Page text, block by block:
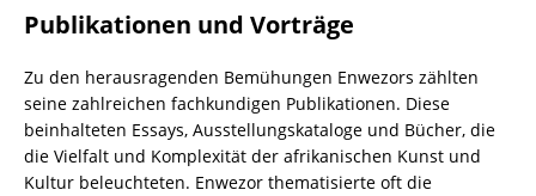
Publikationen und Vorträge
Zu den herausragenden Bemühungen Enwezors zählten
seine zahlreichen fachkundigen Publikationen. Diese
beinhalteten Essays, Ausstellungskataloge und Bücher, die
die Vielfalt und Komplexität der afrikanischen Kunst und
Kultur beleuchteten. Enwezor thematisierte oft die